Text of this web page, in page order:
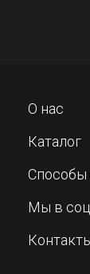
О нас
Каталог
Способы
Мы в